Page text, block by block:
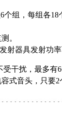
组，每组各18
。
射器具发射功率
干扰，最多有6
式音头，只要